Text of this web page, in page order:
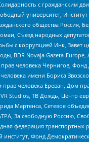
с гражданским
университет, Институт
общества Россия,
Съезд народных
с коррупцией Инк, Завет
BDR Novaja Gazeta-Europe,
человека Чернигов,
имени Бориса
прав человека Ереван, Дом
Studios, ТВ Дождь, Центр
Мартенса, Сетевое
За свободную Россию,
федерация транспортных
институт, Фонд